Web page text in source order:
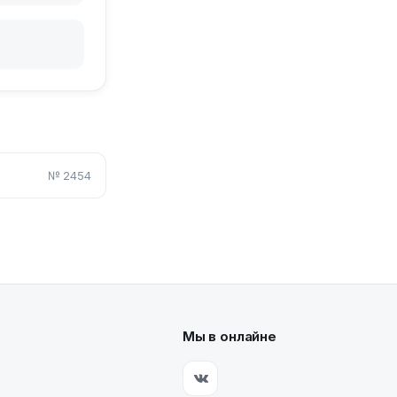
№ 2454
Мы в онлайне